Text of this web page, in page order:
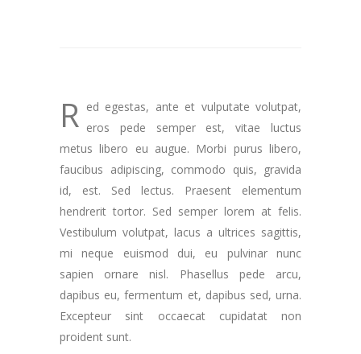
R ed egestas, ante et vulputate volutpat,
eros pede semper est, vitae luctus
metus libero eu augue. Morbi purus libero,
faucibus adipiscing, commodo quis, gravida
id, est. Sed lectus. Praesent elementum
hendrerit tortor. Sed semper lorem at felis.
Vestibulum volutpat, lacus a ultrices sagittis,
mi neque euismod dui, eu pulvinar nunc
sapien ornare nisl. Phasellus pede arcu,
dapibus eu, fermentum et, dapibus sed, urna.
Excepteur sint occaecat cupidatat non
proident sunt.